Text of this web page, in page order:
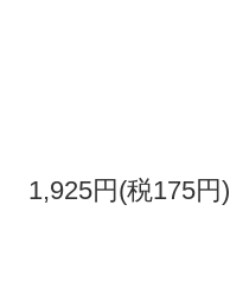
1,925円(税175円)